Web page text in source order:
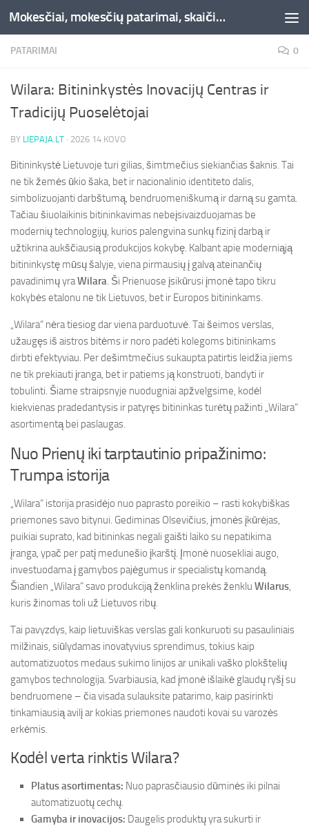
Skip to content Mokesčiai, mokesčių patarimai, skaičiuoklės, straipsniai -Liepaja.lt
PATARIMAI 0
Wilara: Bitininkystės Inovacijų Centras ir
Tradicijų Puoselėtojai
BY LIEPAJA.LT · 2026 14 KOVO
Bitininkystė Lietuvoje turi gilias, šimtmečius siekiančias šaknis. Tai
ne tik žemės ūkio šaka, bet ir nacionalinio identiteto dalis,
simbolizuojanti darbštumą, bendruomeniškumą ir darną su gamta.
Tačiau šiuolaikinis bitininkavimas nebeįsivaizduojamas be
modernių technologijų, kurios palengvina sunkų fizinį darbą ir
užtikrina aukščiausią produkcijos kokybę. Kalbant apie moderniąją
bitininkystę mūsų šalyje, viena pirmausių į galvą ateinančių
pavadinimų yraWilara. Ši Prienuose įsikūrusi įmonė tapo tikru
kokybės etalonu ne tik Lietuvos, bet ir Europos bitininkams.
„Wilara“ nėra tiesiog dar viena parduotuvė. Tai šeimos verslas,
užaugęs iš aistros bitėms ir noro padėti kolegoms bitininkams
dirbti efektyviau. Per dešimtmečius sukaupta patirtis leidžia jiems
ne tik prekiauti įranga, bet ir patiems ją konstruoti, bandyti ir
tobulinti. Šiame straipsnyje nuodugniai apžvelgsime, kodėl
kiekvienas pradedantysis ir patyręs bitininkas turėtų pažinti „Wilara“
asortimentą bei paslaugas.
Nuo Prienų iki tarptautinio pripažinimo:
Trumpa istorija
„Wilara“ istorija prasidėjo nuo paprasto poreikio – rasti kokybiškas
priemones savo bitynui. Gediminas Olsevičius, įmonės įkūrėjas,
puikiai suprato, kad bitininkas negali gaišti laiko su nepatikima
įranga, ypač per patį medunešio įkarštį. Įmonė nuosekliai augo,
investuodama į gamybos pajėgumus ir specialistų komandą.
Šiandien „Wilara“ savo produkciją ženklina prekės ženklu Wilarus,
kuris žinomas toli už Lietuvos ribų.
Tai pavyzdys, kaip lietuviškas verslas gali konkuruoti su pasauliniais
milžinais, siūlydamas inovatyvius sprendimus, tokius kaip
automatizuotos medaus sukimo linijos ar unikali vaško plokštelių
gamybos technologija. Svarbiausia, kad įmonė išlaikė glaudų ryšį su
bendruomene – čia visada sulauksite patarimo, kaip pasirinkti
tinkamiausią avilį ar kokias priemones naudoti kovai su varozės
erkėmis.
Kodėl verta rinktis Wilara?
Platus asortimentas: Nuo paprasčiausio dūminės iki pilnai
automatizuotų cechų.
Gamyba ir inovacijos: Daugelis produktų yra sukurti ir